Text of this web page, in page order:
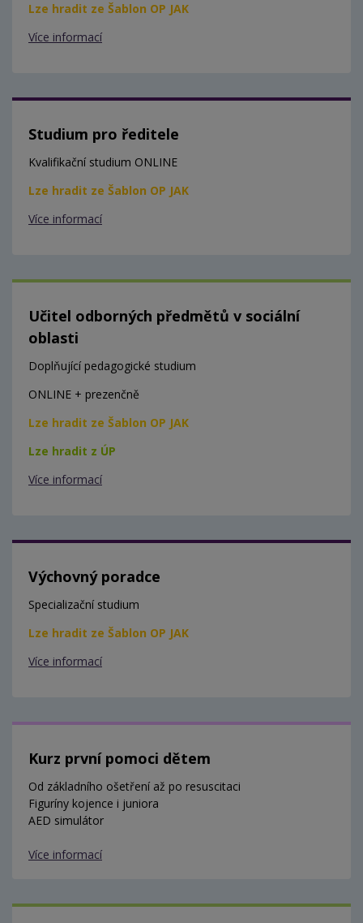
Lze hradit ze Šablon OP JAK
Více informací
Studium pro ředitele
Kvalifikační studium ONLINE
Lze hradit ze Šablon OP JAK
Více informací
Učitel odborných předmětů v sociální
oblasti
Doplňující pedagogické studium
ONLINE + prezenčně
Lze hradit ze Šablon OP JAK
Lze hradit z ÚP
Více informací
Výchovný poradce
Specializační studium
Lze hradit ze Šablon OP JAK
Více informací
Kurz první pomoci dětem
Od základního ošetření až po resuscitaci
Figuríny kojence i juniora
AED simulátor
Více informací